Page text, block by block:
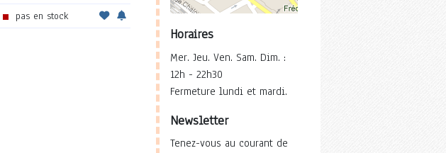
pas en stock
Horaires
Mer. Jeu. Ven. Sam. Dim. :
12h - 22h30
Fermeture lundi et mardi.
Newsletter
Tenez-vous au courant de